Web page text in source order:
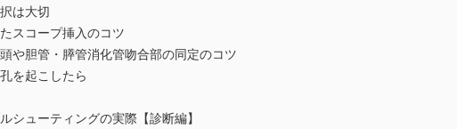
は大切
スコープ挿入のコツ
や胆管・膵管消化管吻合部の同定のコツ
を起こしたら
シューティングの実際【診断編】